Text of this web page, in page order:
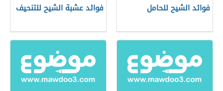
فوائد الشيح للحامل فوائد عشبة الشيح للتنحيف